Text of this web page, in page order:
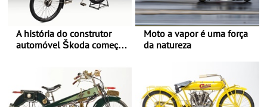
A história do construtor
automóvel Škoda começou
Moto a vapor é uma força
da natureza